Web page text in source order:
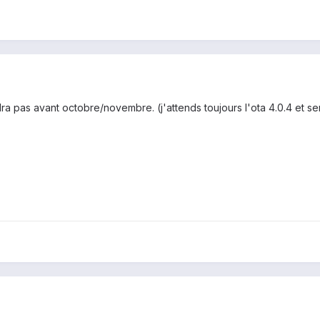
pas avant octobre/novembre. (j'attends toujours l'ota 4.0.4 et